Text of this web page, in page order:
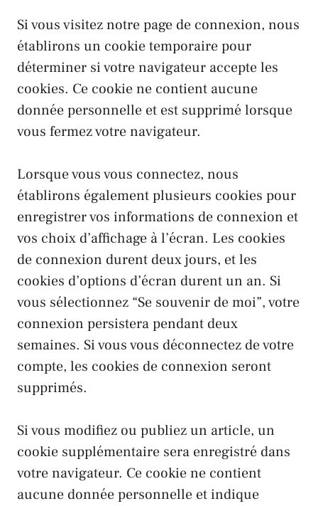
Si vous visitez notre page de connexion, nous
établirons un cookie temporaire pour
déterminer si votre navigateur accepte les
cookies. Ce cookie ne contient aucune
donnée personnelle et est supprimé lorsque
vous fermez votre navigateur.
Lorsque vous vous connectez, nous
établirons également plusieurs cookies pour
enregistrer vos informations de connexion et
vos choix d’affichage à l’écran. Les cookies
de connexion durent deux jours, et les
cookies d’options d’écran durent un an. Si
vous sélectionnez “Se souvenir de moi”, votre
connexion persistera pendant deux
semaines. Si vous vous déconnectez de votre
compte, les cookies de connexion seront
supprimés.
Si vous modifiez ou publiez un article, un
cookie supplémentaire sera enregistré dans
votre navigateur. Ce cookie ne contient
aucune donnée personnelle et indique